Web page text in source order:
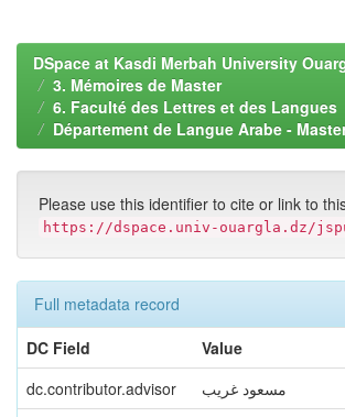
DSpace at Kasdi Merbah University
3. Mémoires de Master
6. Faculté des Lettres et des Langues
Département de Langue Arabe -
Please use this identifier to cite or link to
https://dspace.univ-ouargla.dz/
Full metadata record
DC Field
Value
dc.contributor.advisor
مسعود غريب